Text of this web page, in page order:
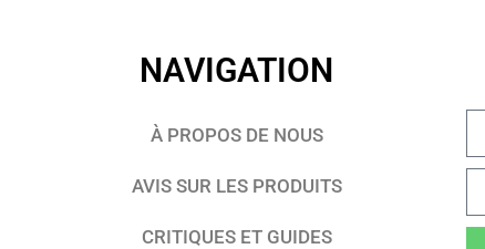
NAVIGATION
À PROPOS DE NOUS
AVIS SUR LES PRODUITS
CRITIQUES ET GUIDES